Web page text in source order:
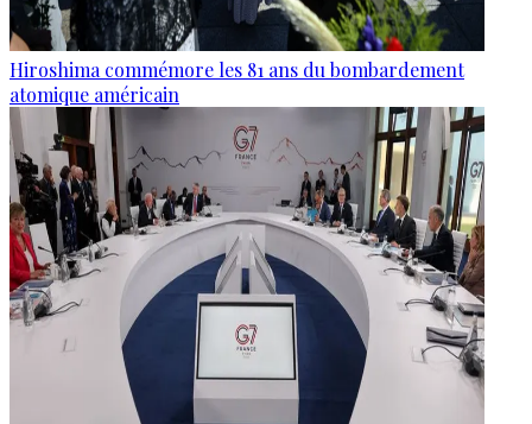
Hiroshima commémore les 81 ans du bombardement
atomique américain